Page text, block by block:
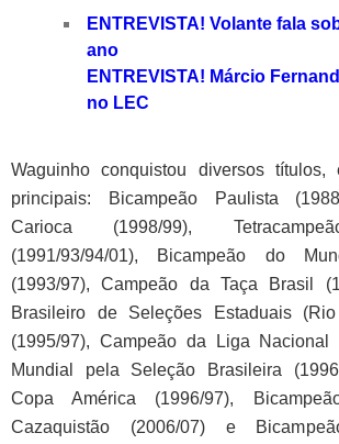
ENTREVISTA! Volante fala
ano
ENTREVISTA! Márcio
no LEC
Waguinho conquistou diversos
principais: Bicampeão Paulista
Carioca (1998/99),
(1991/93/94/01), Bicampeão do
(1993/97), Campeão da Taça Brasil
Brasileiro de Seleções Estaduais
(1995/97), Campeão da Liga Nacional
Mundial pela Seleção Brasileira
Copa América (1996/97),
Cazaquistão (2006/07) e